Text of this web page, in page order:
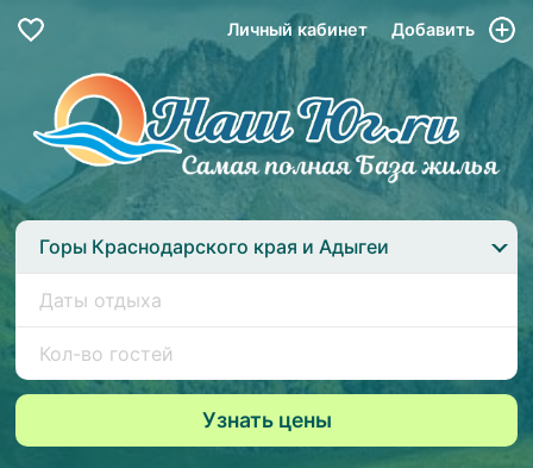
Личный кабинет Добавить
Горы Краснодарского края и Адыгеи